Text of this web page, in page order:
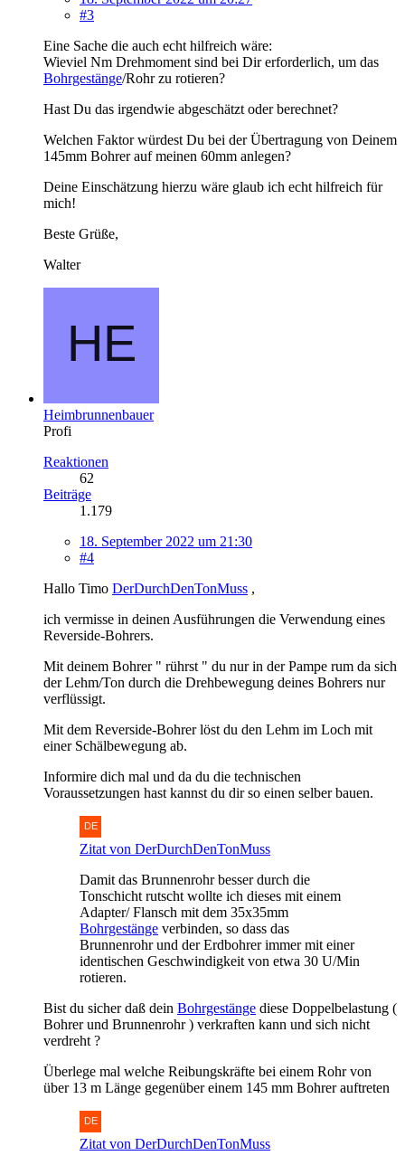
#3
Eine Sache die auch echt hilfreich wäre:
Wieviel Nm Drehmoment sind bei Dir erforderlich, um das
Bohrgestänge/Rohr zu rotieren?
Hast Du das irgendwie abgeschätzt oder berechnet?
Welchen Faktor würdest Du bei der Übertragung von Deinem
145mm Bohrer auf meinen 60mm anlegen?
Deine Einschätzung hierzu wäre glaub ich echt hilfreich für
mich!
Beste Grüße,
Walter
Heimbrunnenbauer
Profi
Reaktionen
62
Beiträge
1.179
18. September 2022 um 21:30
#4
Hallo Timo DerDurchDenTonMuss ,
ich vermisse in deinen Ausführungen die Verwendung eines
Reverside-Bohrers.
Mit deinem Bohrer " rührst " du nur in der Pampe rum da sich
der Lehm/Ton durch die Drehbewegung deines Bohrers nur
verflüssigt.
Mit dem Reverside-Bohrer löst du den Lehm im Loch mit
einer Schälbewegung ab.
Informire dich mal und da du die technischen
Voraussetzungen hast kannst du dir so einen selber bauen.
Zitat von DerDurchDenTonMuss
Damit das Brunnenrohr besser durch die
Tonschicht rutscht wollte ich dieses mit einem
Adapter/ Flansch mit dem 35x35mm
Bohrgestänge verbinden, so dass das
Brunnenrohr und der Erdbohrer immer mit einer
identischen Geschwindigkeit von etwa 30 U/Min
rotieren.
Bist du sicher daß dein Bohrgestänge diese Doppelbelastung (
Bohrer und Brunnenrohr ) verkraften kann und sich nicht
verdreht ?
Überlege mal welche Reibungskräfte bei einem Rohr von
über 13 m Länge gegenüber einem 145 mm Bohrer auftreten
Zitat von DerDurchDenTonMuss